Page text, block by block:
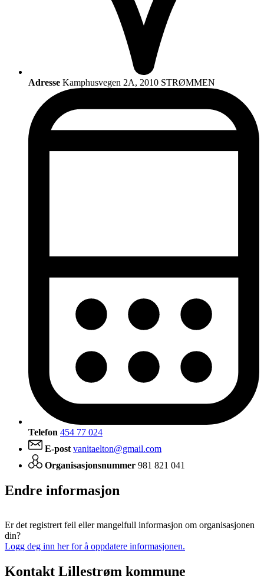
Adresse Kamphusvegen 2A, 2010 STRØMMEN
Telefon 454 77 024
E-post vanitaelton@gmail.com
Organisasjonsnummer 981 821 041
Endre informasjon
Er det registrert feil eller mangelfull informasjon om organisasjonen
din?
Logg deg inn her for å oppdatere informasjonen.
Kontakt Lillestrøm kommune